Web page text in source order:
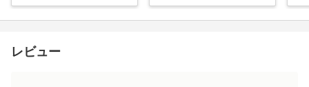
レビュー